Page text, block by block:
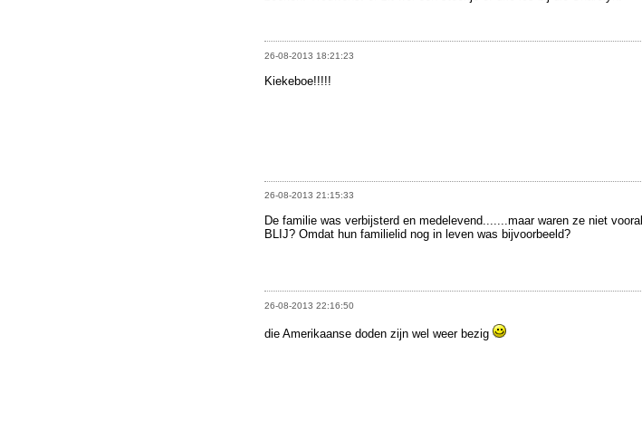
26-08-2013 18:21:23
Kiekeboe!!!!!
26-08-2013 21:15:33
De familie was verbijsterd en medelevend.......maar waren ze niet vooral
BLIJ? Omdat hun familielid nog in leven was bijvoorbeeld?
26-08-2013 22:16:50
die Amerikaanse doden zijn wel weer bezig